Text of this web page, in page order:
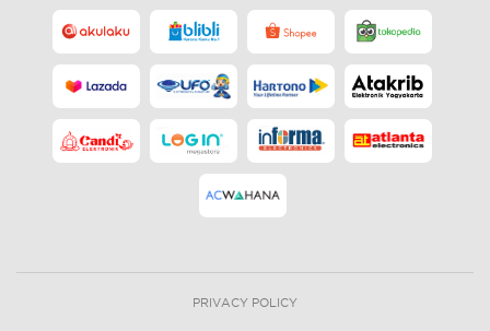
PRIVACY POLICY